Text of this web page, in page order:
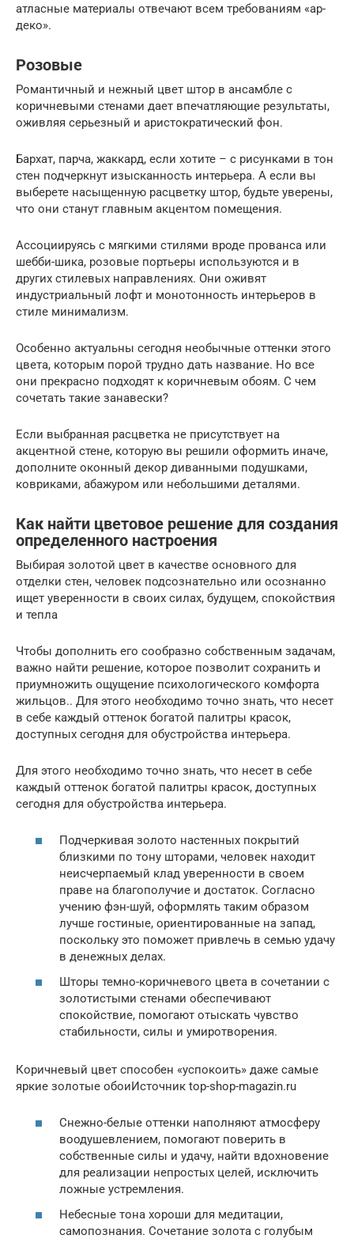
атласные материалы отвечают всем требованиям «ар-
деко».
Розовые
Романтичный и нежный цвет штор в ансамбле с
коричневыми стенами дает впечатляющие результаты,
оживляя серьезный и аристократический фон.
Бархат, парча, жаккард, если хотите – с рисунками в тон
стен подчеркнут изысканность интерьера. А если вы
выберете насыщенную расцветку штор, будьте уверены,
что они станут главным акцентом помещения.
Ассоциируясь с мягкими стилями вроде прованса или
шебби-шика, розовые портьеры используются и в
других стилевых направлениях. Они оживят
индустриальный лофт и монотонность интерьеров в
стиле минимализм.
Особенно актуальны сегодня необычные оттенки этого
цвета, которым порой трудно дать название. Но все
они прекрасно подходят к коричневым обоям. С чем
сочетать такие занавески?
Если выбранная расцветка не присутствует на
акцентной стене, которую вы решили оформить иначе,
дополните оконный декор диванными подушками,
ковриками, абажуром или небольшими деталями.
Как найти цветовое решение для создания
определенного настроения
Выбирая золотой цвет в качестве основного для
отделки стен, человек подсознательно или осознанно
ищет уверенности в своих силах, будущем, спокойствия
и тепла
Чтобы дополнить его сообразно собственным задачам,
важно найти решение, которое позволит сохранить и
приумножить ощущение психологического комфорта
жильцов.. Для этого необходимо точно знать, что несет
в себе каждый оттенок богатой палитры красок,
доступных сегодня для обустройства интерьера.
Для этого необходимо точно знать, что несет в себе
каждый оттенок богатой палитры красок, доступных
сегодня для обустройства интерьера.
Подчеркивая золото настенных покрытий
близкими по тону шторами, человек находит
неисчерпаемый клад уверенности в своем
праве на благополучие и достаток. Согласно
учению фэн-шуй, оформлять таким образом
лучше гостиные, ориентированные на запад,
поскольку это поможет привлечь в семью удачу
в денежных делах.
Шторы темно-коричневого цвета в сочетании с
золотистыми стенами обеспечивают
спокойствие, помогают отыскать чувство
стабильности, силы и умиротворения.
Коричневый цвет способен «успокоить» даже самые
яркие золотые обоиИсточник top-shop-magazin.ru
Снежно-белые оттенки наполняют атмосферу
воодушевлением, помогают поверить в
собственные силы и удачу, найти вдохновение
для реализации непростых целей, исключить
ложные устремления.
Небесные тона хороши для медитации,
самопознания. Сочетание золота с голубым